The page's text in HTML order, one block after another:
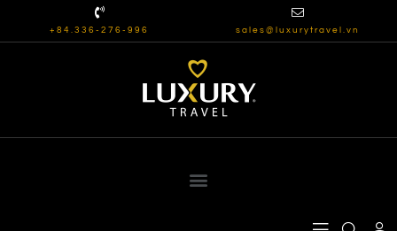
+84.336-276-996 sales@luxurytravel.vn